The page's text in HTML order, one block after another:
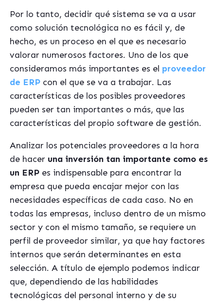
Por lo tanto, decidir qué sistema se va a usar
como solución tecnológica no es fácil y, de
hecho, es un proceso en el que es necesario
valorar numerosos factores. Uno de los que
consideramos más importantes es el proveedor
de ERP con el que se va a trabajar. Las
características de los posibles proveedores
pueden ser tan importantes o más, que las
características del propio software de gestión.
Analizar los potenciales proveedores a la hora
de hacer una inversión tan importante como es
un ERP es indispensable para encontrar la
empresa que pueda encajar mejor con las
necesidades específicas de cada caso. No en
todas las empresas, incluso dentro de un mismo
sector y con el mismo tamaño, se requiere un
perfil de proveedor similar, ya que hay factores
internos que serán determinantes en esta
selección. A título de ejemplo podemos indicar
que, dependiendo de las habilidades
tecnológicas del personal interno y de su